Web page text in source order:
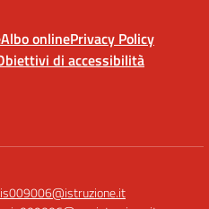
Albo onlinePrivacy Policy
di accessibilità